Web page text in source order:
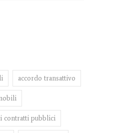
accordo transattivo
contratti pubblici